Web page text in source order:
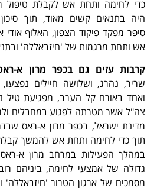
כדי לחימה ותחת אש לקבלת טיפול
היה בתנאים קשים מאוד, תוך סיכון
סיפר מפקד פיקוד הצפון, האלוף
אש ותחת מרגמות של 'חיזבאללה'
קרבות עזים גם בכפר מרון א-
שריר, נהרג, ושלושה חיילים
ואחד באורח קל הערב, מפגיעת טיל
צה"ל אשר מטרתה לפגוע במחבלים
מדינת ישראל, בכפר מרון א-ראס
תוך כדי לחימה ותחת אש להמשך קבלת
במהלך הפעילות במרחב מרון א-
גדולה של אמצעי לחימה, ביניהם
מסמכים של ארגון הטרור 'חיזבאללה'